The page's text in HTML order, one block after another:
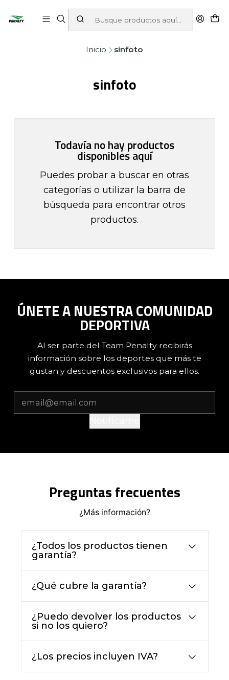
Inicio sinfoto
sinfoto
Todavía no hay productos
disponibles aquí
Puedes probar a buscar en otras
categorías o utilizar la barra de
búsqueda para encontrar otros
productos.
ÚNETE A NUESTRA COMUNIDAD
DEPORTIVA
Al ser parte del Team Penalty recibirás
información sobre los deportes que más te
gustan y descuentos exclusivos para ellos.
Preguntas frecuentes
¿Más información?
¿Todos los productos tienen
garantía?
¿Qué cubre la garantía?
¿Puedo devolver los productos
si no los quiero?
¿Los precios incluyen IVA?